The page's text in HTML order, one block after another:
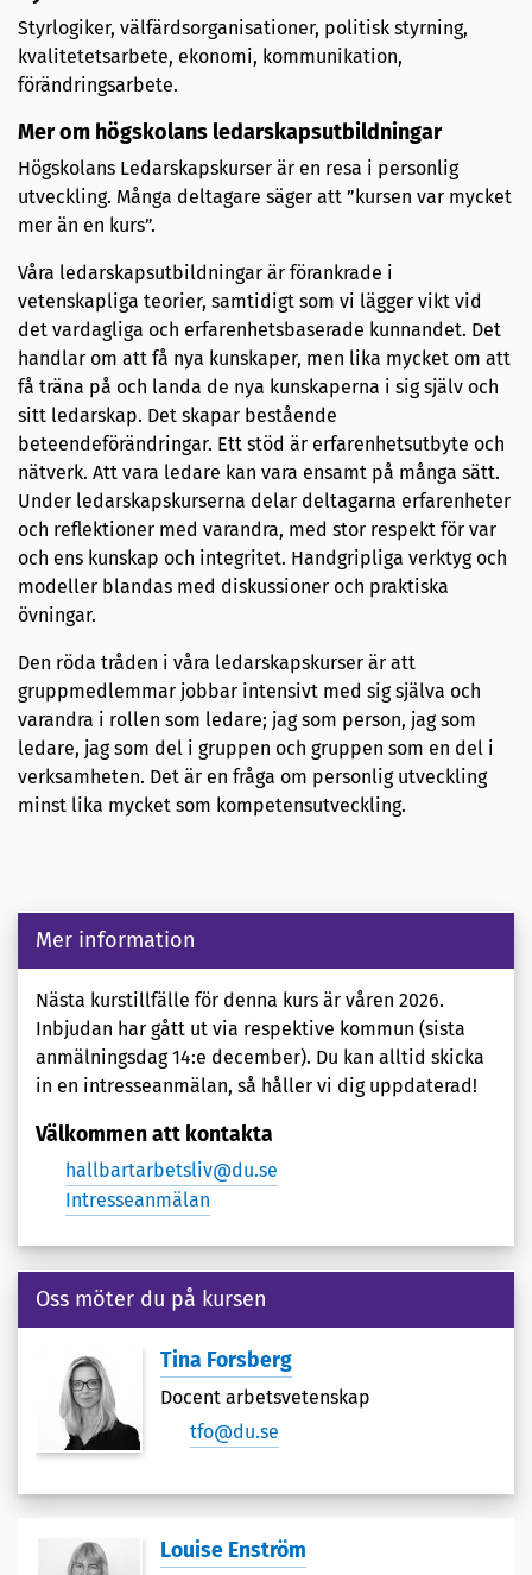
Styrlogiker, välfärdsorganisationer, politisk styrning,
kvalitetetsarbete, ekonomi, kommunikation,
förändringsarbete.
Mer om högskolans ledarskapsutbildningar
Högskolans Ledarskapskurser är en resa i personlig
utveckling. Många deltagare säger att ”kursen var mycket
mer än en kurs”.
Våra ledarskapsutbildningar är förankrade i
vetenskapliga teorier, samtidigt som vi lägger vikt vid
det vardagliga och erfarenhetsbaserade kunnandet. Det
handlar om att få nya kunskaper, men lika mycket om att
få träna på och landa de nya kunskaperna i sig själv och
sitt ledarskap. Det skapar bestående
beteendeförändringar. Ett stöd är erfarenhetsutbyte och
nätverk. Att vara ledare kan vara ensamt på många sätt.
Under ledarskapskurserna delar deltagarna erfarenheter
och reflektioner med varandra, med stor respekt för var
och ens kunskap och integritet. Handgripliga verktyg och
modeller blandas med diskussioner och praktiska
övningar.
Den röda tråden i våra ledarskapskurser är att
gruppmedlemmar jobbar intensivt med sig själva och
varandra i rollen som ledare; jag som person, jag som
ledare, jag som del i gruppen och gruppen som en del i
verksamheten. Det är en fråga om personlig utveckling
minst lika mycket som kompetensutveckling.
Mer information
Nästa kurstillfälle för denna kurs är våren 2026.
Inbjudan har gått ut via respektive kommun (sista
anmälningsdag 14:e december). Du kan alltid skicka
in en intresseanmälan, så håller vi dig uppdaterad!
Välkommen att kontakta
hallbartarbetsliv@du.se
Intresseanmälan
Oss möter du på kursen
Tina Forsberg
Docent arbetsvetenskap
tfo@du.se
Louise Enström